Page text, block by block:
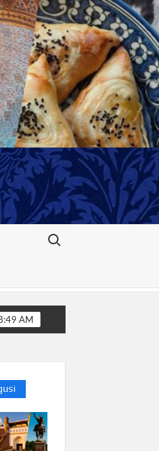
Search for:
bilasizmi
AM